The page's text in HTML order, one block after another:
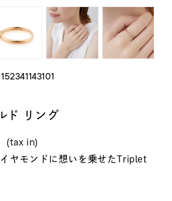
ド リング
(tax in)
ヤモンドに想いを乗せたTriplet